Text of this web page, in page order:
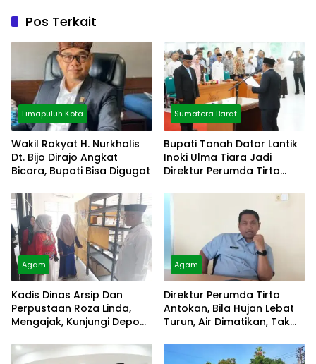
Pos Terkait
Limapuluh Kota
Wakil Rakyat H. Nurkholis
Dt. Bijo Dirajo Angkat
Bicara, Bupati Bisa Digugat
Sumatera Barat
Bupati Tanah Datar Lantik
Inoki Ulma Tiara Jadi
Direktur Perumda Tirta
Agam
Kadis Dinas Arsip Dan
Perpustaan Roza Linda,
Mengajak, Kunjungi Depo
Agam
Direktur Perumda Tirta
Antokan, Bila Hujan Lebat
Turun, Air Dimatikan, Tak